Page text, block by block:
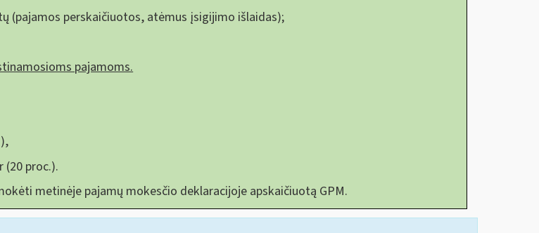
(pajamos perskaičiuotos, atėmus įsigijimo išlaidas);
pajamoms.
(20 proc.).
metinėje pajamų mokesčio deklaracijoje apskaičiuotą GPM.